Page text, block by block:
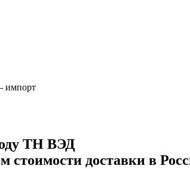
импорт
ТН ВЭД
стоимости доставки в